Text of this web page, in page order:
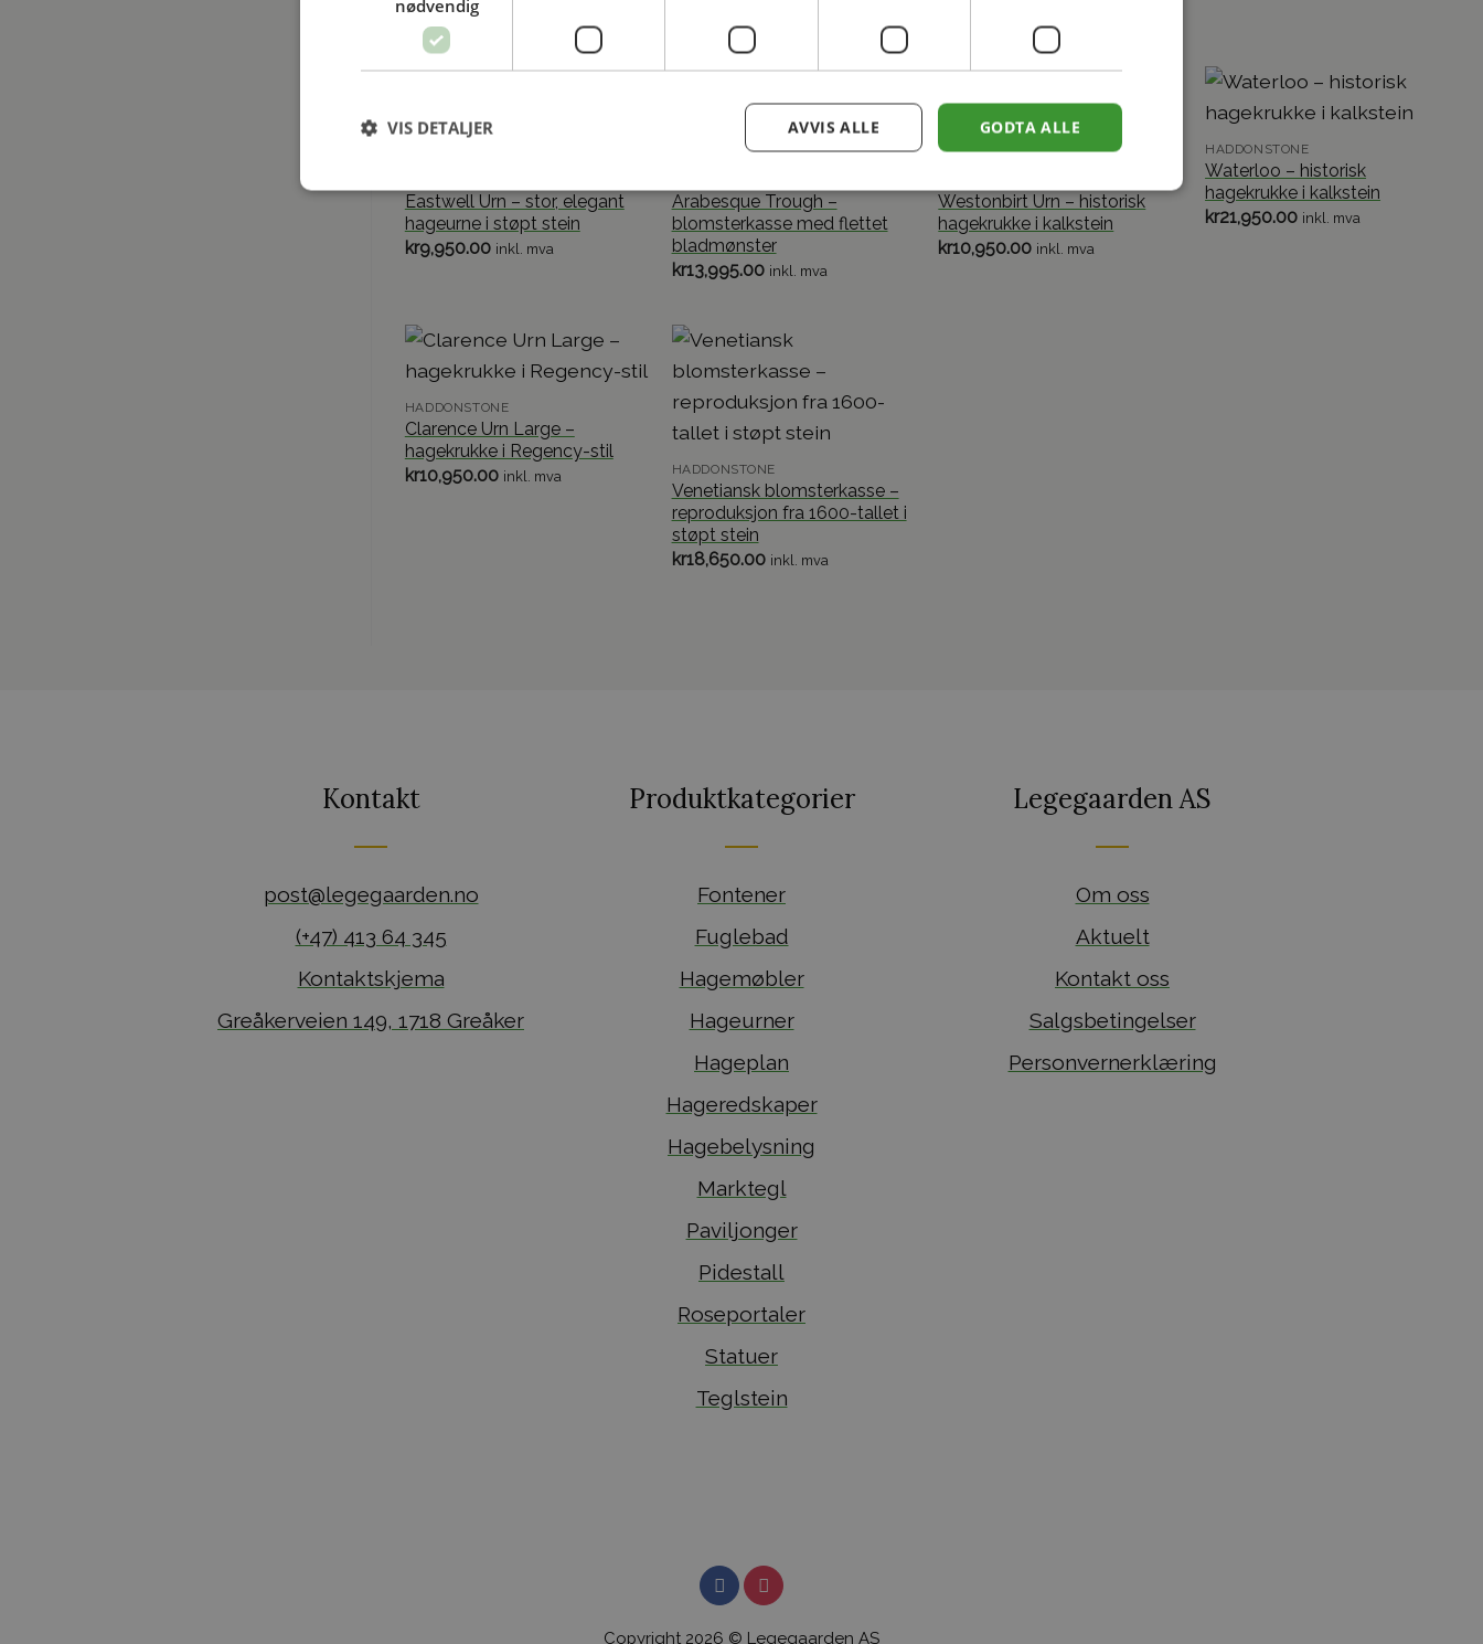
RELATERTE PRODUKTER
Eastwell Urn – stor, elegant
hageurne i støpt stein
kr9,950.00 inkl. mva
Arabesque Trough –
blomsterkasse med flettet
bladmønster
kr13,995.00 inkl. mva
Westonbirt Urn – historisk
hagekrukke i kalkstein
kr10,950.00 inkl. mva
HADDONSTONE
Waterloo – historisk
hagekrukke i kalkstein
kr21,950.00 inkl. mva
HADDONSTONE
Clarence Urn Large –
hagekrukke i Regency-stil
kr10,950.00 inkl. mva HADDONSTONE
Venetiansk blomsterkasse –
reproduksjon fra 1600-tallet i
støpt stein
kr18,650.00 inkl. mva
Kontakt
post@legegaarden.no
(+47) 413 64 345
Kontaktskjema
Greåkerveien 149, 1718 Greåker
Produktkategorier
Fontener
Fuglebad
Hagemøbler
Hageurner
Hageplan
Hageredskaper
Hagebelysning
Marktegl
Paviljonger
Pidestall
Roseportaler
Statuer
Teglstein
Legegaarden AS
Om oss
Aktuelt
Kontakt oss
Salgsbetingelser
Personvernerklæring
Copyright 2026 © Legegaarden AS
nødvendig
GODTA ALLE
AVVIS ALLE
VIS DETALJER